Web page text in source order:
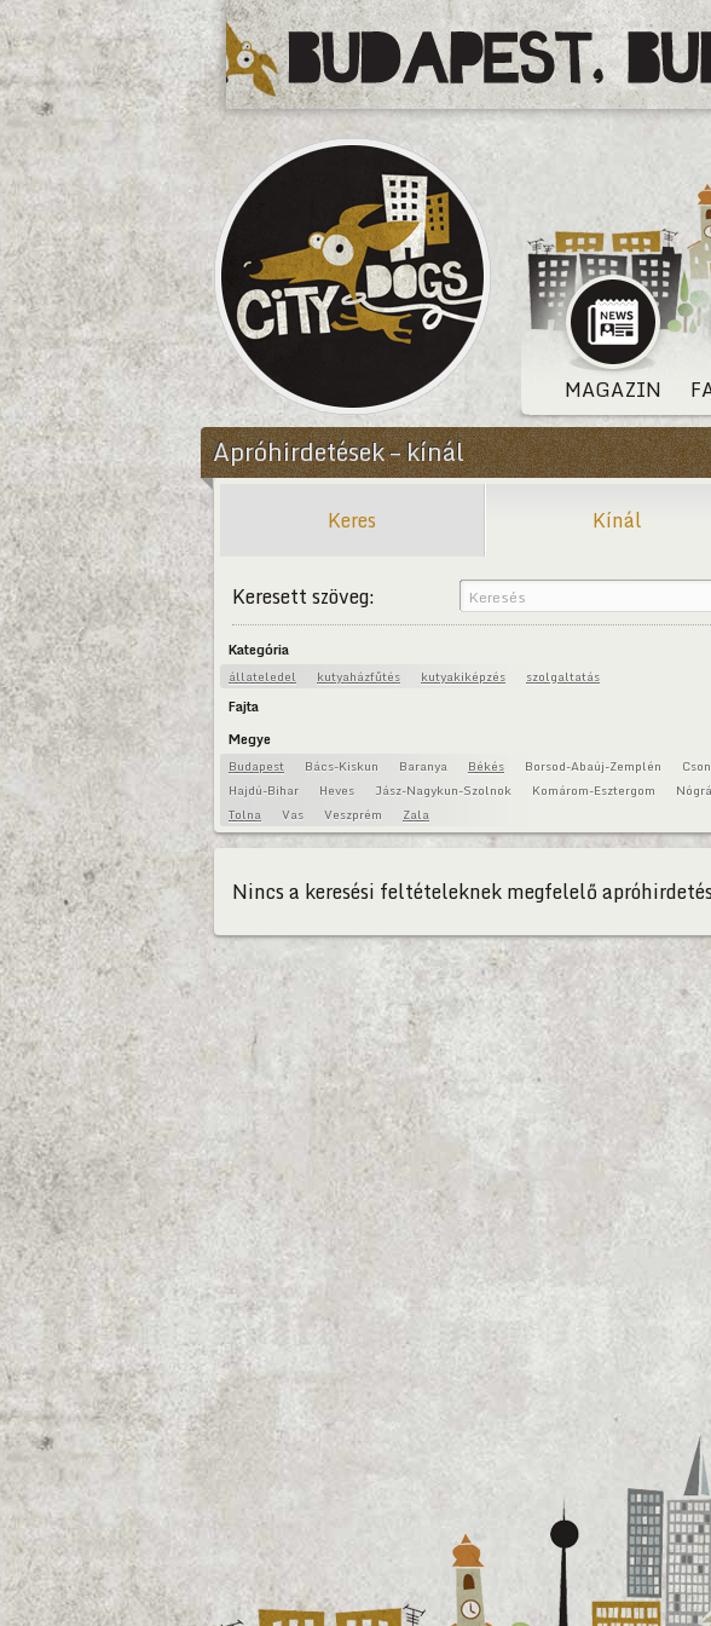
CityDogs
MAGAZIN
Apróhirdetések – kínál
Keres Kínál
Keresett szöveg:
Kategória
állateledel kutyaházfűtés kutyakiképzés szolgaltatás
Fajta
Megye
Budapest Bács-Kiskun Baranya Békés Borsod-Abaúj-Zemplén
Hajdú-Bihar
Heves Jász-Nagykun-Szolnok Komárom-Esztergom
Tolna
Vas Veszprém Zala
Nincs a keresési feltételeknek megfelelő